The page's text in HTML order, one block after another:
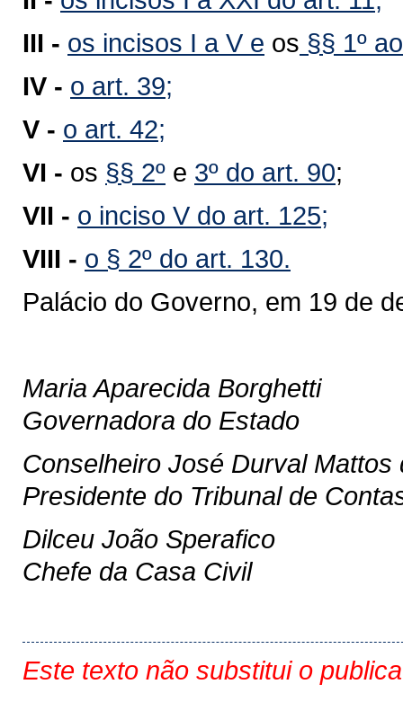
III - os incisos I a V e os §§ 1º
IV - o art. 39;
V - o art. 42;
VI - os §§ 2º e 3º do art. 90;
VII - o inciso V do art. 125;
VIII - o § 2º do art. 130.
Palácio do Governo, em 19 de
Maria Aparecida Borghetti
Governadora do Estado
Conselheiro José Durval Mattos
Presidente do Tribunal de
Dilceu João Sperafico
Chefe da Casa Civil
Este texto não substitui o